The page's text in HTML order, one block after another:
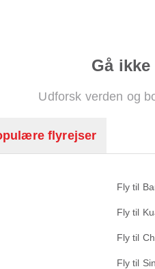
Gå
Udforsk verden og
flyrejser
Fly til
Fly til
Fly til
Fly til